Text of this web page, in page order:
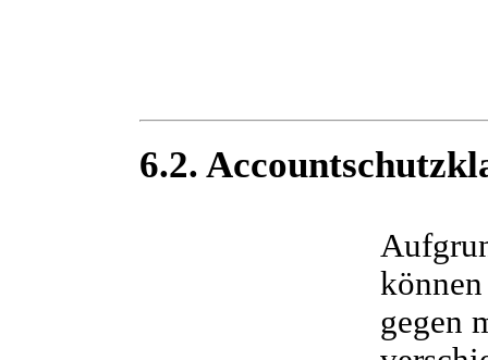
6.2.
gegen